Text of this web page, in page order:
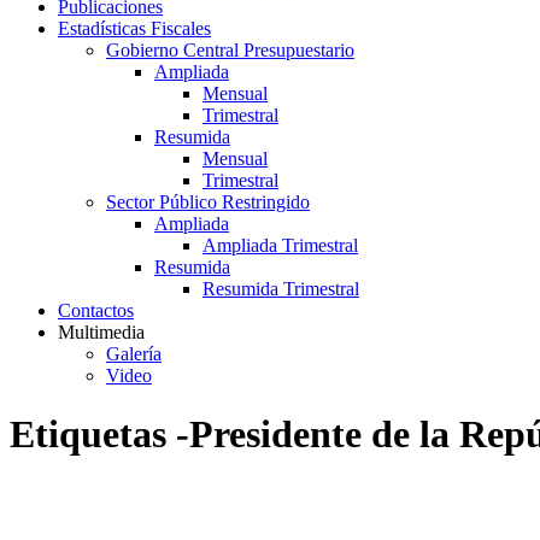
Publicaciones
Estadísticas Fiscales
Gobierno Central Presupuestario
Ampliada
Mensual
Trimestral
Resumida
Mensual
Trimestral
Sector Público Restringido
Ampliada
Ampliada Trimestral
Resumida
Resumida Trimestral
Contactos
Multimedia
Galería
Video
Etiquetas -Presidente de la